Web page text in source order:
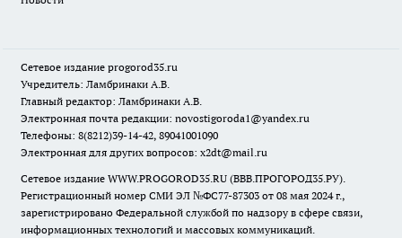
Сетевое издание progorod35.ru
Учредитель: Ламбринаки А.В.
Главный редактор: Ламбринаки А.В.
Электронная почта редакции: novostigoroda1@yandex.ru
Телефоны: 8(8212)39-14-42, 89041001090
Электронная для других вопросов: x2dt@mail.ru
Сетевое издание WWW.PROGOROD35.RU (ВВВ.ПРОГОРОД35.РУ).
Регистрационный номер СМИ ЭЛ №ФС77-87303 от 08 мая 2024 г.,
зарегистрировано Федеральной службой по надзору в сфере связи,
информационных технологий и массовых коммуникаций.